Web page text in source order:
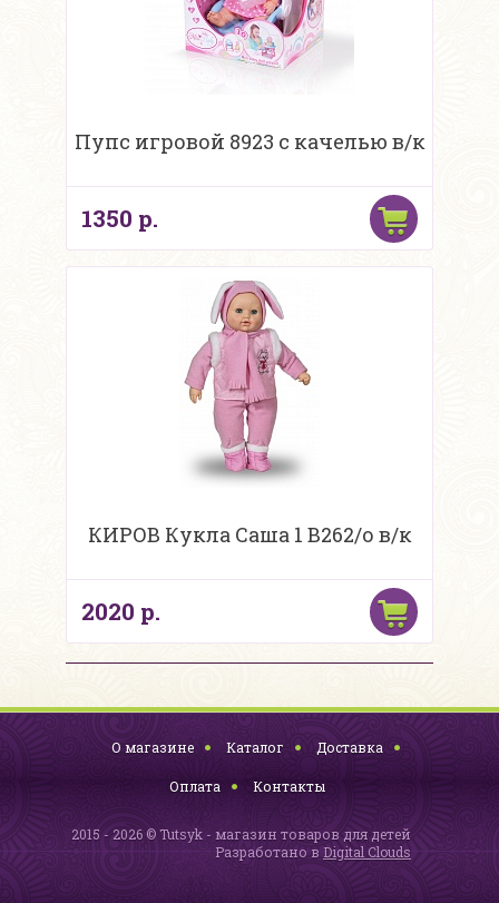
Пупс игровой 8923 с качелью в/к
1350 р.
КИРОВ Кукла Саша 1 В262/о в/к
2020 р.
О магазине Каталог Доставка
Оплата Контакты
2015 - 2026 © Tutsyk - магазин товаров для детей
Разработано в Digital Clouds